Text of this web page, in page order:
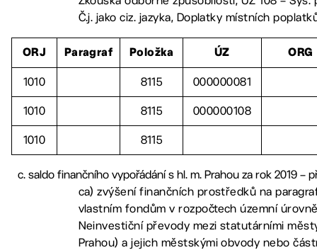
Č.j. jako ciz. jazyka, Doplatky místních
ORJ Paragraf Položka ÚZ ORG
1010 8115 000000081
1010 8115 000000108
1010 8115
saldo finančního vypořádání s hl. m. Prahou za rok 2019 –
ca) zvýšení finančních prostředků na
vlastním fondům v rozpočtech územní
Neinvestiční převody mezi statutárními
Prahou) a jejich městskými obvody nebo